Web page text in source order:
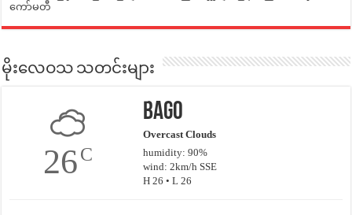
ကော်မတီ
မိုးလေဝသ သတင်းများ
26C
Bago
Overcast Clouds
humidity: 90%
wind: 2km/h SSE
H 26 • L 26